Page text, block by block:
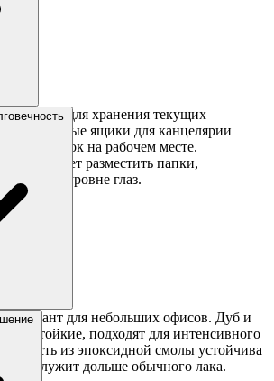
удобен для хранения текущих
Выдвижные ящики для канцелярии
порядок на рабочем месте.
позволяет разместить папки,
на уровне глаз.
для небольших офисов. Дуб и
подходят для интенсивного
из эпоксидной смолы устойчива
прослужит дольше обычного лака.